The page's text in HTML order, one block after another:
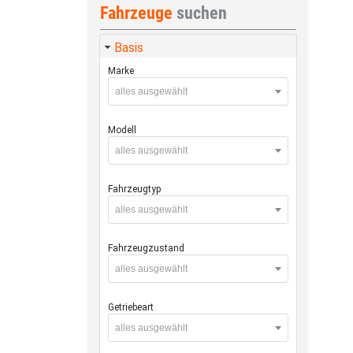
Fahrzeuge suchen
Basis
Marke
alles ausgewählt
Modell
alles ausgewählt
Fahrzeugtyp
alles ausgewählt
Fahrzeugzustand
alles ausgewählt
Getriebeart
alles ausgewählt